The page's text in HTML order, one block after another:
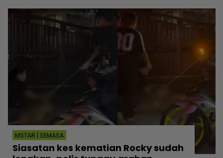
MSTAR | SEMASA
Siasatan kes kematian Rocky sudah